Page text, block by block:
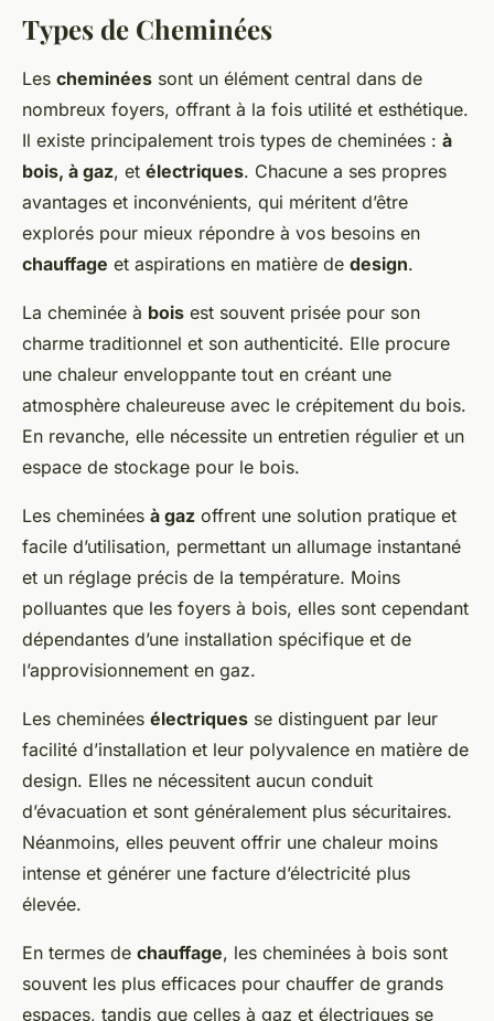
Types de Cheminées
Les cheminées sont un élément central dans de
nombreux foyers, offrant à la fois utilité et esthétique.
Il existe principalement trois types de cheminées : à
bois, à gaz, et électriques. Chacune a ses propres
avantages et inconvénients, qui méritent d’être
explorés pour mieux répondre à vos besoins en
chauffage et aspirations en matière de design.
La cheminée à bois est souvent prisée pour son
charme traditionnel et son authenticité. Elle procure
une chaleur enveloppante tout en créant une
atmosphère chaleureuse avec le crépitement du bois.
En revanche, elle nécessite un entretien régulier et un
espace de stockage pour le bois.
Les cheminées à gaz offrent une solution pratique et
facile d’utilisation, permettant un allumage instantané
et un réglage précis de la température. Moins
polluantes que les foyers à bois, elles sont cependant
dépendantes d’une installation spécifique et de
l’approvisionnement en gaz.
Les cheminées électriques se distinguent par leur
facilité d’installation et leur polyvalence en matière de
design. Elles ne nécessitent aucun conduit
d’évacuation et sont généralement plus sécuritaires.
Néanmoins, elles peuvent offrir une chaleur moins
intense et générer une facture d’électricité plus
élevée.
En termes de chauffage, les cheminées à bois sont
souvent les plus efficaces pour chauffer de grands
espaces, tandis que celles à gaz et électriques se